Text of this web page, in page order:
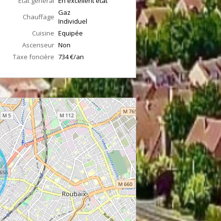
Chauffage Gaz
Individuel
Cuisine Equipée
Ascenseur Non
Taxe foncière 734 €/an